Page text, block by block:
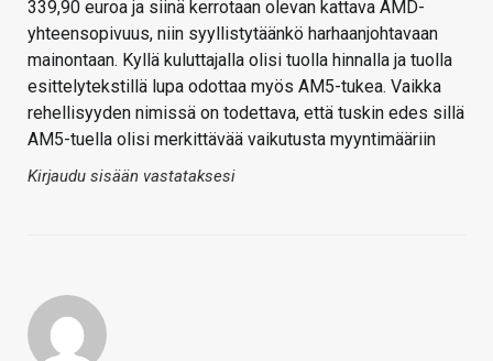
339,90 euroa ja siinä kerrotaan olevan kattava AMD-
yhteensopivuus, niin syyllistytäänkö harhaanjohtavaan
mainontaan. Kyllä kuluttajalla olisi tuolla hinnalla ja tuolla
esittelytekstillä lupa odottaa myös AM5-tukea. Vaikka
rehellisyyden nimissä on todettava, että tuskin edes sillä
AM5-tuella olisi merkittävää vaikutusta myyntimääriin
Kirjaudu sisään vastataksesi